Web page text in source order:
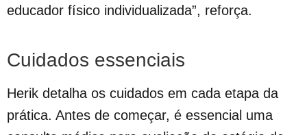
educador físico individualizada”, reforça.
Cuidados essenciais
Herik detalha os cuidados em cada etapa da
prática. Antes de começar, é essencial uma